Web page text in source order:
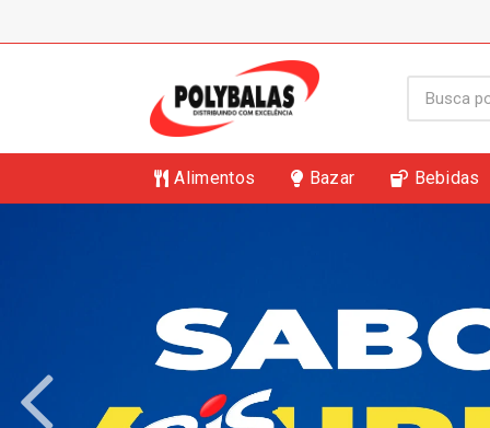
Alimentos Bazar Bebidas